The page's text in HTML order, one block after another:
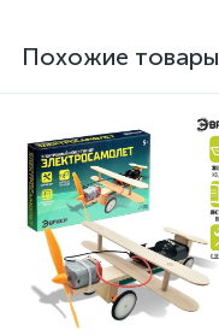
Похожие товары